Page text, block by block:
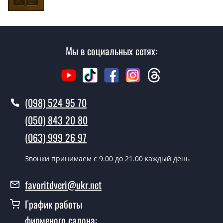
Как быстро можете установить двери
Берислав гладкая?
В тот же день в течении нескольких часов, при
день.
Можно на сегодня вызвать
замерщика?
ковкой?
Да, мы имеем большой ассортимент готовых дверей
со стеклопакетом и ковкой.
Мы в социальных сетях:
(098) 524 95 70
(050) 843 20 80
(063) 999 26 97
Звонки принимаем c 9.00 до 21.00 каждый день
favoritdveri@ukr.net
График работы
фирменого салона: